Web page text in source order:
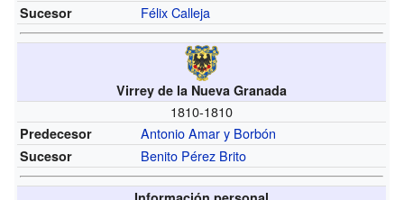
Sucesor
Félix Calleja
Virrey de la Nueva Granada
1810-1810
Predecesor Antonio Amar y Borbón
Sucesor Benito Pérez Brito